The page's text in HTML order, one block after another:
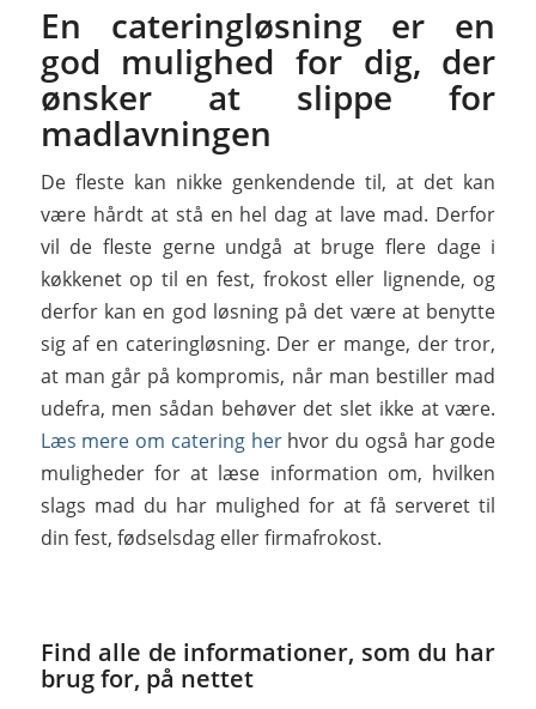
En cateringløsning er en
god mulighed for dig, der
ønsker at slippe for
madlavningen
De fleste kan nikke genkendende til, at det kan
være hårdt at stå en hel dag at lave mad. Derfor
vil de fleste gerne undgå at bruge flere dage i
køkkenet op til en fest, frokost eller lignende, og
derfor kan en god løsning på det være at benytte
sig af en cateringløsning. Der er mange, der tror,
at man går på kompromis, når man bestiller mad
udefra, men sådan behøver det slet ikke at være.
Læs mere om catering herhvor du også har gode
muligheder for at læse information om, hvilken
slags mad du har mulighed for at få serveret til
din fest, fødselsdag eller firmafrokost.
Find alle de informationer, som du har
brug for, på nettet